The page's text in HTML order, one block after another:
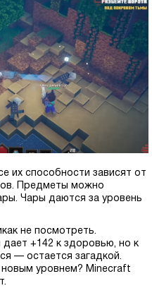
их способности зависят от
Предметы можно
Чары даются за уровень
не посмотреть.
+142 к здоровью, но к
— остается загадкой.
уровнем? Minecraft